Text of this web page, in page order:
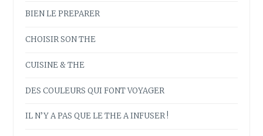
BIEN LE PREPARER
CHOISIR SON THE
CUISINE & THE
DES COULEURS QUI FONT VOYAGER
IL N’Y A PAS QUE LE THE A INFUSER !